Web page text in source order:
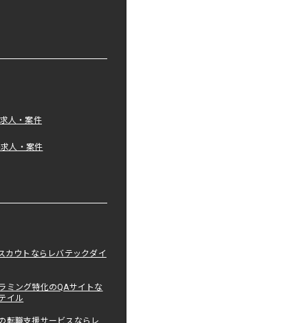
人・案件
人・案件
カウトならレバテックダイ
ミング特化のQAサイトな
イル
転職支援サービスならレ